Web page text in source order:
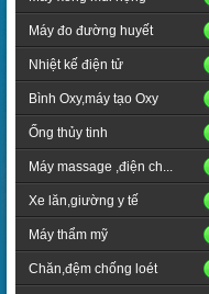
Máy đo đường huyết
Nhiệt kế điện tử
Bình Oxy,máy tạo Oxy
Ống thủy tinh
Máy massage ,điện ch...
Xe lăn,giường y tế
Máy thẩm mỹ
Chăn,đệm chống loét